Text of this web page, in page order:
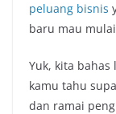
peluang bisnis
baru mau
Yuk, kita
kamu tahu
dan ramai